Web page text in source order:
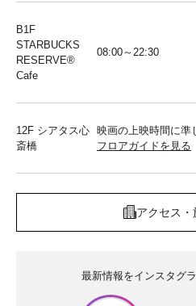
B1F
STARBUCKS
RESERVE®︎
Cafe
08:00～22:30
12F シアタス心
斎橋
映画の上映時間に準
フロアガイドを見る
アクセス・
最新情報をインスタグ